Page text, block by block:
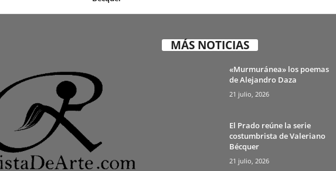
MÁS NOTICIAS
«Murmuránea» los poemas
de Alejandro Daza
21 julio, 2026
El Prado reúne la serie
costumbrista de Valeriano
Bécquer
21 julio, 2026